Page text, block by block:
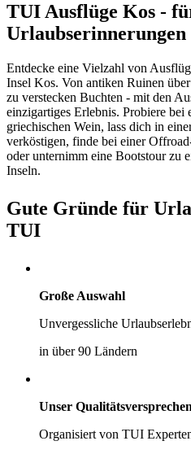
TUI Ausflüge Kos -
Urlaubserinnerungen
Entdecke eine Vielzahl von
Insel Kos. Von antiken Ruinen
zu verstecken Buchten - mit den
einzigartiges Erlebnis. Probiere bei
griechischen Wein, lass dich in
verköstigen, finde bei einer
oder unternimm eine Bootstour zu
Inseln.
Gute Gründe für
TUI
Große Auswahl
Unvergessliche
in über 90 Ländern
Unser Qualitätsversprechen
Organisiert von TUI